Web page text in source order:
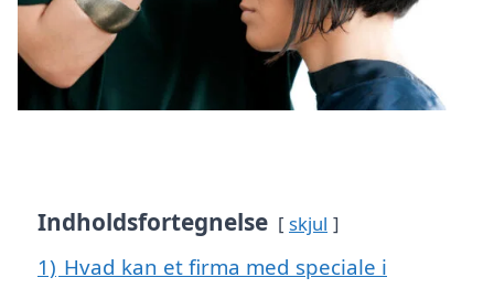
Indholdsfortegnelse skjul
1) Hvad kan et firma med speciale i